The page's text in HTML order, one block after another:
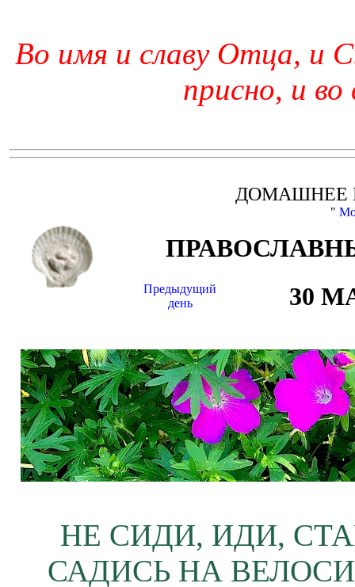
Во имя и славу Отца, и
присно, и во
ДОМАШНЕЕ
"
Предыдущий
день
30
НЕ СИДИ, ИДИ,
САДИСЬ НА